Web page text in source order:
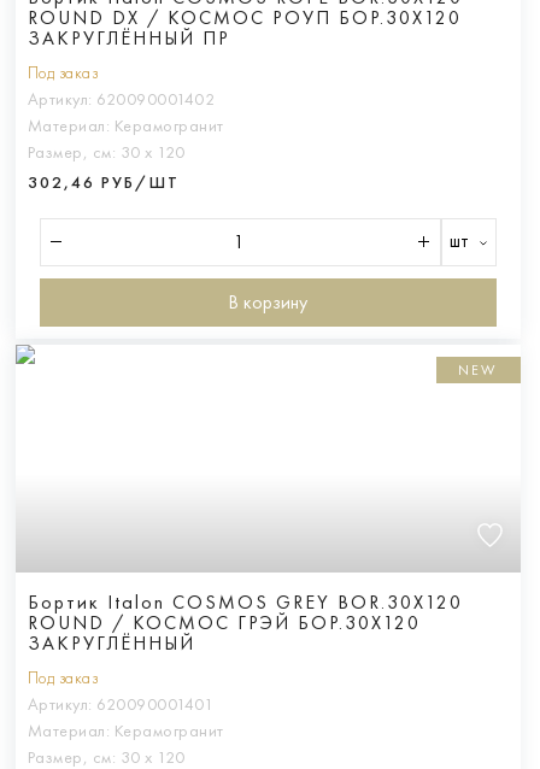
ROUND DX / КОСМОС РОУП БОР.30X120
ЗАКРУГЛЁННЫЙ ПР
Под заказ
Артикул: 620090001402
Материал: Керамогранит
Размер, см: 30 х 120
302,46 РУБ/ШТ
шт
В корзину
NEW
Бортик Italon COSMOS GREY BOR.30X120
ROUND / КОСМОС ГРЭЙ БОР.30X120
ЗАКРУГЛЁННЫЙ
Под заказ
Артикул: 620090001401
Материал: Керамогранит
Размер, см: 30 х 120